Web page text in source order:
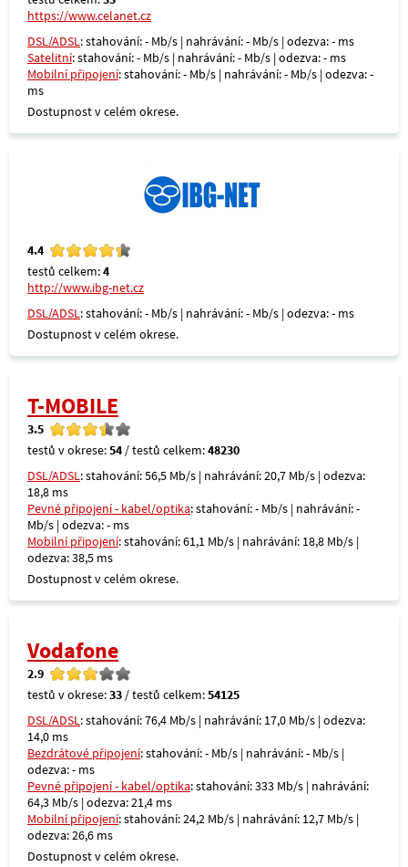
https://www.celanet.cz
DSL/ADSL: stahování: - Mb/s | nahrávání: - Mb/s | odezva: - ms
Satelitní: stahování: - Mb/s | nahrávání: - Mb/s | odezva: - ms
Mobilní připojení: stahování: - Mb/s | nahrávání: - Mb/s | odezva: -
ms
Dostupnost v celém okrese.
4.4
testů celkem:4
http://www.ibg-net.cz
DSL/ADSL: stahování: - Mb/s | nahrávání: - Mb/s | odezva: - ms
Dostupnost v celém okrese.
T-MOBILE
3.5
testů v okrese:54 / testů celkem:48230
DSL/ADSL: stahování: 56,5 Mb/s | nahrávání: 20,7 Mb/s | odezva:
18,8 ms
Pevné připojení - kabel/optika: stahování: - Mb/s | nahrávání: -
Mb/s | odezva: - ms
Mobilní připojení: stahování: 61,1 Mb/s | nahrávání: 18,8 Mb/s |
odezva: 38,5 ms
Dostupnost v celém okrese.
Vodafone
2.9
testů v okrese:33 / testů celkem:54125
DSL/ADSL: stahování: 76,4 Mb/s | nahrávání: 17,0 Mb/s | odezva:
14,0 ms
Bezdrátové připojení: stahování: - Mb/s | nahrávání: - Mb/s |
odezva: - ms
Pevné připojení - kabel/optika: stahování: 333 Mb/s | nahrávání:
64,3 Mb/s | odezva: 21,4 ms
Mobilní připojení: stahování: 24,2 Mb/s | nahrávání: 12,7 Mb/s |
odezva: 26,6 ms
Dostupnost v celém okrese.